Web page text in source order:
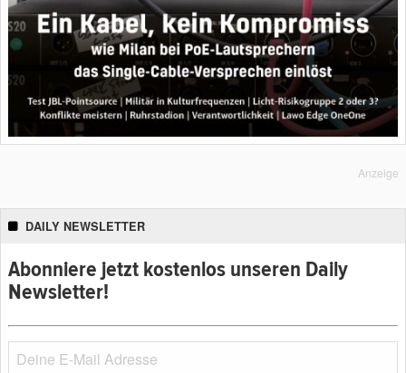
Anzeige
DAILY NEWSLETTER
Abonniere jetzt kostenlos unseren Daily
Newsletter!